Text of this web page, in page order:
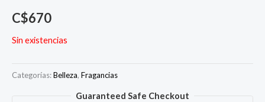
C$670
Sin existencias
Categorías:Belleza, Fragancias
Guaranteed Safe Checkout